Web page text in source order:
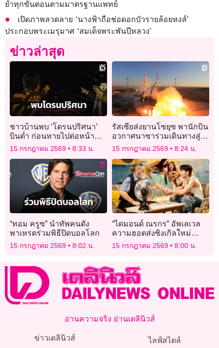
ย้ำทุกขั้นตอนตามมาตรฐานแพทย์
เปิดภาพลวดลาย ‘นางฟ้าถือช่อดอกบัวรายล้อยหงส์’
ประกอบพระเมรุมาศ ‘สมเด็จพระพันปีหลวง’
ข่าวล่าสุด
ชาวบ้านพบ ‘โดรนปริศนา’
บินต่ำ ก่อนหายไปต่อหน้า
ต่อตา ทิศใต้ตรงข้ามตลาด
ชายแดนช่องจอม
15 กรกฎาคม 2569 8:33 น.
รัสเซียส่งยานโซยุซ พานักบิน
อวกาศนาซาร่วมเดินทางสู่ไอ
เอสเอส
15 กรกฎาคม 2569 8:24 น.
“ทอม ครูซ” นำทัพคนดัง
พาเหรดร่วมพิธีปิดบอลโลก
15 กรกฎาคม 2569 8:02 น.
“ไดมอนด์ ณรกร” อัพเลเวล
ความฮอตส่งซิงเกิลใหม่
เขย่าหัวใจแฟนๆ ในเพลง “Mi
15 กรกฎาคม 2569 8:00 น.
อ่านความจริง อ่านเดลินิวส์
ข่าวเดลินิวส์ ไลฟ์สไตล์